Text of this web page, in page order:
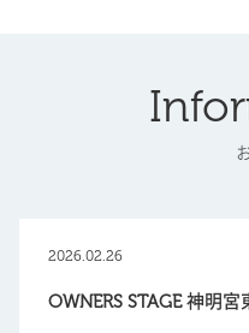
2026.02.26
OWNERS STAGE 神明宮